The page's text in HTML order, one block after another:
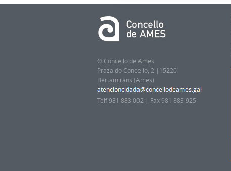
© Concello de Ames
Praza do Concello, 2 |15220
Bertamiráns (Ames)
Telf 981 883 002 | Fax 981 883 925